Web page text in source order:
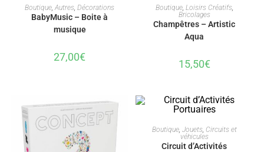
AJOUTER AU PANIER
Boutique,Autres,Décorations
BabyMusic – Boite à
musique
27,00€
AJOUTER AU PANIER
Boutique, Loisirs Créatifs,
Bricolages
Champêtres – Artistic
Aqua
15,50€
AJOUTER AU PANIER
Boutique, Jouets, Circuits et
véhicules
Circuit d’Activités